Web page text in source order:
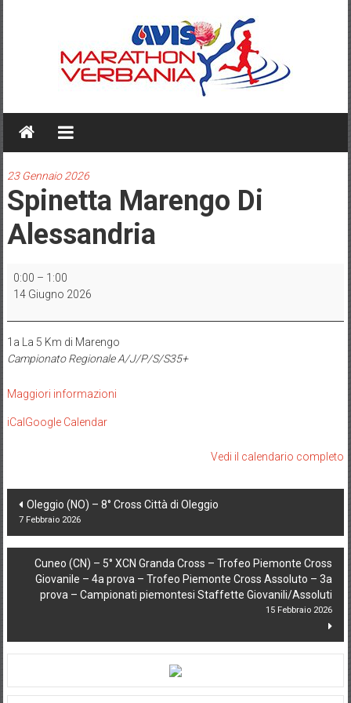
AVIS
MARATHON
VERBANIA
23 Gennaio 2026
Spinetta Marengo Di
Alessandria
Spinetta
Marengo
Alessandria
0:00 – 1:00
14 Giugno 2026
1a La 5 Km di Marengo
Campionato Regionale A/J/P/S/S35+
Maggiori informazioni
iCal Google Calendar
Vedi il calendario completo
Post
navigation
Oleggio (NO) – 8° Cross Città di Oleggio
7 Febbraio 2026
Cuneo (CN) – 5° XCN Granda Cross – Trofeo Piemonte Cross
Giovanile – 4a prova – Trofeo Piemonte Cross Assoluto – 3a
prova – Campionati piemontesi Staffette Giovanili/Assoluti
15 Febbraio 2026